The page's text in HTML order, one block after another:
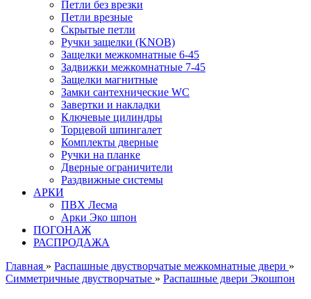
Петли без врезки
Петли врезные
Скрытые петли
Ручки защелки (KNOB)
Защелки межкомнатные 6-45
Задвижки межкомнатные 7-45
Защелки магнитные
Замки сантехнические WC
Завертки и накладки
Ключевые цилиндры
Торцевой шпингалет
Комплекты дверные
Ручки на планке
Дверные ограничители
Раздвижные системы
АРКИ
ПВХ Лесма
Арки Эко шпон
ПОГОНАЖ
РАСПРОДАЖА
Главная » Распашные двустворчатые межкомнатные двери »
Симметричные двустворчатые » Распашные двери Экошпон